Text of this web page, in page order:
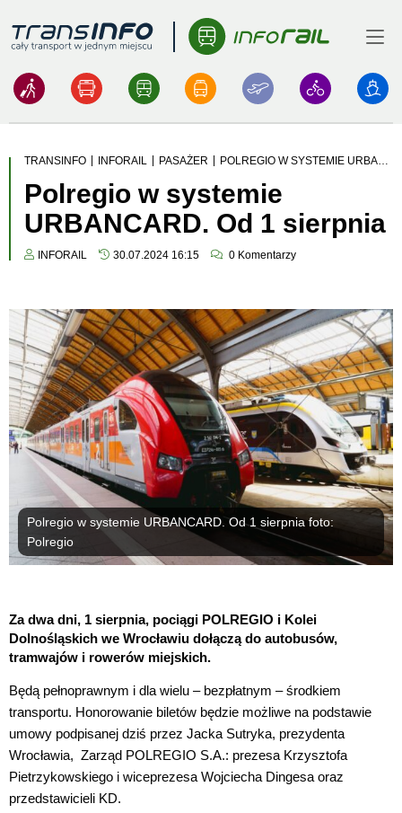
Logo Menu
TRANSINFO INFORAIL PASAŻER POLREGIO W SYSTEMIE URBANCARD. OD 1 SIERPNIA
Polregio w systemie
URBANCARD. Od 1 sierpnia
INFORAIL 30.07.2024 16:15 0 Komentarzy
Polregio w systemie URBANCARD. Od 1 sierpnia foto:
Polregio
Za dwa dni, 1 sierpnia, pociągi POLREGIO i Kolei
Dolnośląskich we Wrocławiu dołączą do autobusów,
tramwajów i rowerów miejskich.
Będą pełnoprawnym i dla wielu – bezpłatnym – środkiem
transportu. Honorowanie biletów będzie możliwe na podstawie
umowy podpisanej dziś przez Jacka Sutryka, prezydenta
Wrocławia, Zarząd POLREGIO S.A.: prezesa Krzysztofa
Pietrzykowskiego i wiceprezesa Wojciecha Dingesa oraz
przedstawicieli KD.